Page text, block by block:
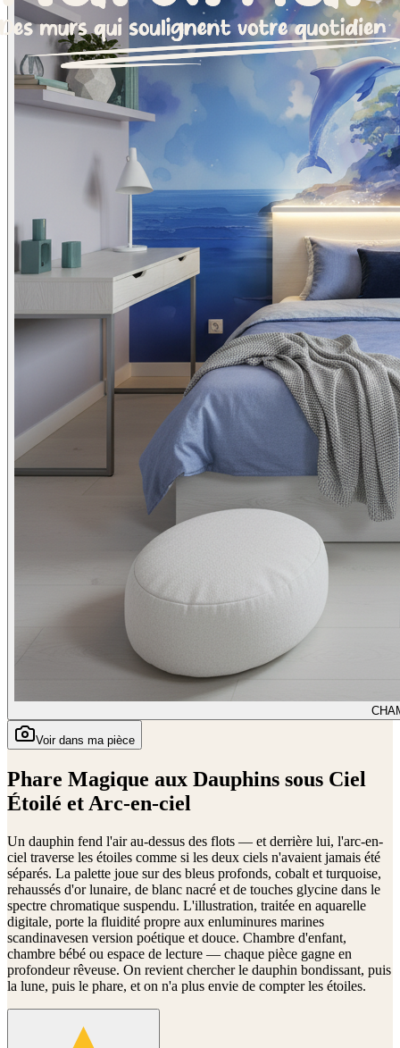
Voir dans ma pièce
Phare Magique aux Dauphins sous Ciel
Étoilé et Arc-en-ciel
Un dauphin fend l'air au-dessus des flots — et derrière lui, l'arc-en-
ciel traverse les étoiles comme si les deux ciels n'avaient jamais été
séparés. La palette joue sur des bleus profonds, cobalt et turquoise,
rehaussés d'or lunaire, de blanc nacré et de touches glycine dans le
spectre chromatique suspendu. L'illustration, traitée en aquarelle
digitale, porte la fluidité propre aux enluminures marines
scandinavesen version poétique et douce. Chambre d'enfant,
chambre bébé ou espace de lecture — chaque pièce gagne en
profondeur rêveuse. On revient chercher le dauphin bondissant, puis
la lune, puis le phare, et on n'a plus envie de compter les étoiles.